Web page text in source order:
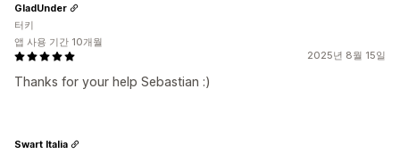
2025년 8월 15일
Thanks for your help Sebastian :)
GladUnder
터키
앱 사용 기간 10개월
Swart Italia